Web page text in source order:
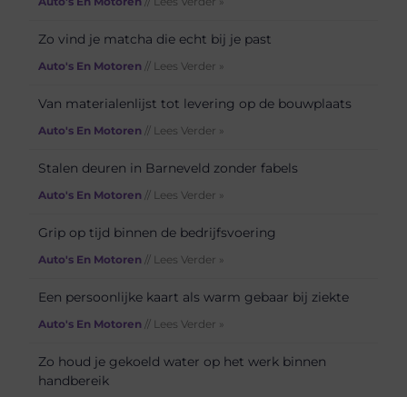
Zo vind je matcha die echt bij je past
Auto's En Motoren // Lees Verder »
Van materialenlijst tot levering op de bouwplaats
Auto's En Motoren // Lees Verder »
Stalen deuren in Barneveld zonder fabels
Auto's En Motoren // Lees Verder »
Grip op tijd binnen de bedrijfsvoering
Auto's En Motoren // Lees Verder »
Een persoonlijke kaart als warm gebaar bij ziekte
Auto's En Motoren // Lees Verder »
Zo houd je gekoeld water op het werk binnen
handbereik